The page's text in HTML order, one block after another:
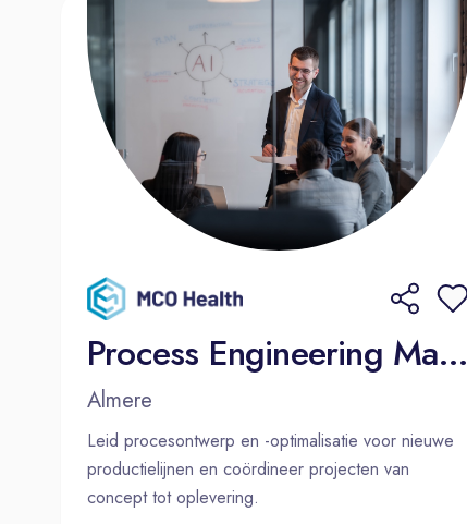
Process Engineering Manager
Almere
Leid procesontwerp en -optimalisatie voor nieuwe
productielijnen en coördineer projecten van
concept tot oplevering.